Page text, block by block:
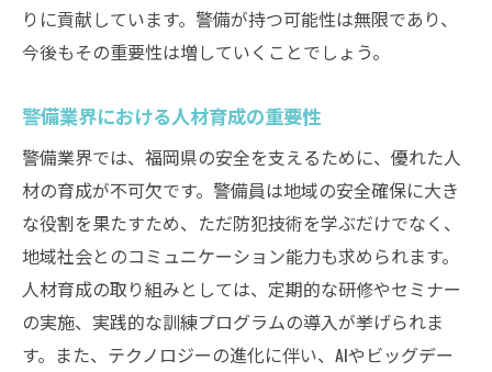
警備の視点から予測する福岡県の未来
福岡の安全を実現する警備の可能性
りに貢献しています。警備が持つ可能性は無限であり、
今後もその重要性は増していくことでしょう。
警備業界における人材育成の重要性
警備業界では、福岡県の安全を支えるために、優れた人
材の育成が不可欠です。警備員は地域の安全確保に大き
な役割を果たすため、ただ防犯技術を学ぶだけでなく、
地域社会とのコミュニケーション能力も求められます。
人材育成の取り組みとしては、定期的な研修やセミナー
の実施、実践的な訓練プログラムの導入が挙げられま
す。また、テクノロジーの進化に伴い、AIやビッグデー